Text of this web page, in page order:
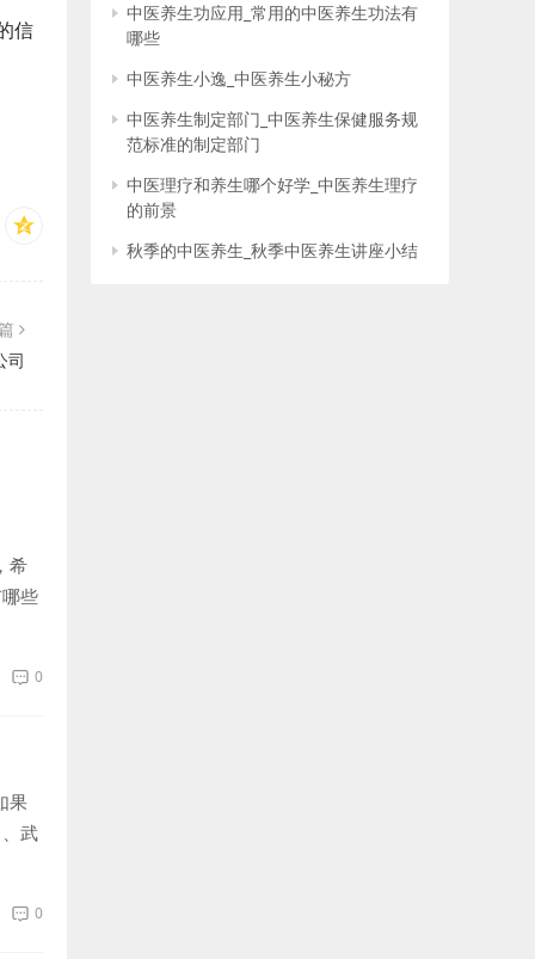
信
司
希
些
0
果
武
0
中医养生功应用_常用的中医养生功法有
哪些
中医养生小逸_中医养生小秘方
中医养生制定部门_中医养生保健服务规
范标准的制定部门
中医理疗和养生哪个好学_中医养生理疗
的前景
秋季的中医养生_秋季中医养生讲座小结